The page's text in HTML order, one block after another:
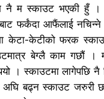
नै म स्काउट भएकी हुँ
फर्कंदा आफैंलाई
केटा-केटीको फरक
बेग्लै काम गछौं ।
। स्काउटमा लागेपछि नै
बढ्न स्काउट जरुरी